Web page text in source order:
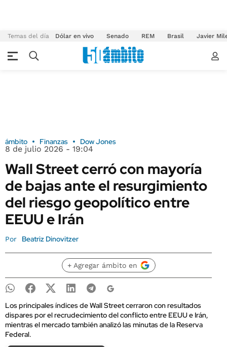
Temas del día Dólar en vivo Senado REM Brasil Javier
ámbito Finanzas Dow Jones
8 de julio 2026 - 19:04
Wall Street cerró con mayoría
de bajas ante el resurgimiento
del riesgo geopolítico entre
EEUU e Irán
Por Beatriz Dinovitzer
+ Agregar ámbito en
Los principales índices de Wall Street cerraron con resultados
dispares por el recrudecimiento del conflicto entre EEUU e Irán,
mientras el mercado también analizó las minutas de la Reserva
Federal.